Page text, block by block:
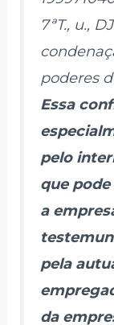
7ªT., u.,
poderes
Essa
pelo
que
a
pela
da